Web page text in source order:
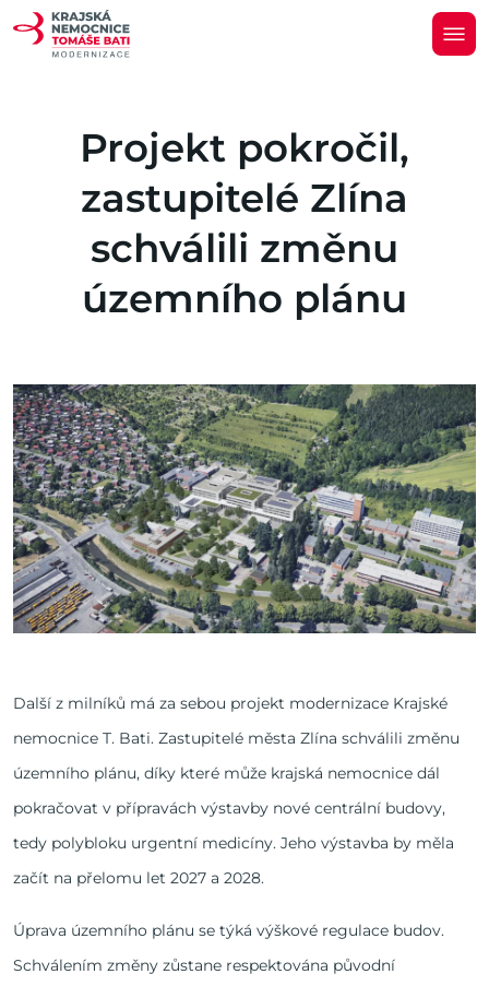
Projekt pokročil,
zastupitelé Zlína
schválili změnu
územního plánu
Další z milníků má za sebou projekt modernizace Krajské
nemocnice T. Bati. Zastupitelé města Zlína schválili změnu
územního plánu, díky které může krajská nemocnice dál
pokračovat v přípravách výstavby nové centrální budovy,
tedy polybloku urgentní medicíny. Jeho výstavba by měla
začít na přelomu let 2027 a 2028.
Úprava územního plánu se týká výškové regulace budov.
Schválením změny zůstane respektována původní